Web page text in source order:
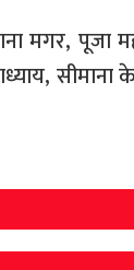
मगर, पूजा